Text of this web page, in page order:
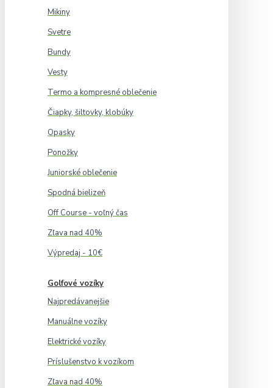
Mikiny
Svetre
Bundy
Vesty
Termo a kompresné oblečenie
Čiapky, šiltovky, klobúky
Opasky
Ponožky
Juniorské oblečenie
Spodná bielizeň
Off Course - voľný čas
Zľava nad 40%
Výpredaj - 10€
Golfové vozíky
Najpredávanejšie
Manuálne vozíky
Elektrické vozíky
Príslušenstvo k vozíkom
Zľava nad 40%